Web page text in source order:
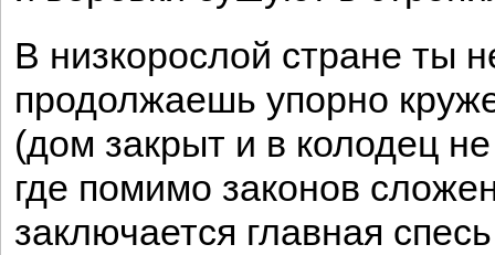
В низкорослой стране ты
продолжаешь упорно
(дом закрыт и в колодец
где помимо законов
заключается главная спесь